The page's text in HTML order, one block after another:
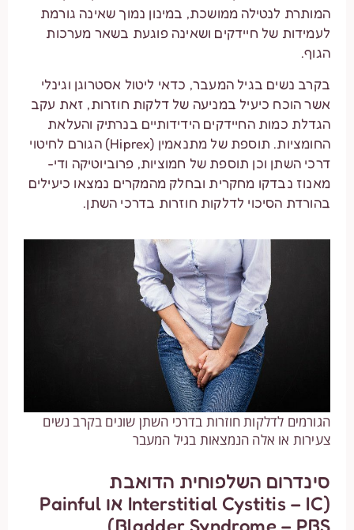
המותרת לנטילה ממושכת, במינון נמוך שאינה גורמת
לעמידות של חיידקים ושאינה פוגעת בשאר מערכות
הגוף.
בקרב נשים בגיל המעבר, כדאי ליטול אסטרוגן וגינלי
אשר הוכח כיעיל במניעה של דלקות חוזרות, זאת עקב
הגדלת כמות החיידקים הידידותיים בנרתיק והעלאת
החומציות. תוספת של מתנאמין (Hiprex) הגורם לחיטוי
דרכי השתן וכן תוספת של חמוציות, פרוביוטיקה ודי-
מאנוז נבדקו מחקרית ובחלק מהמקרים נמצאו כיעילים
בהורדת הסיכוי לדלקות חוזרות בדרכי השתן.
הגורמים לדלקות חוזרות בדרכי השתן שונים בקרב נשים
צעירות או אלה הנמצאות בגיל המעבר
סינדרום השלפוחית הדואבת
(Interstitial Cystitis – IC או Painful